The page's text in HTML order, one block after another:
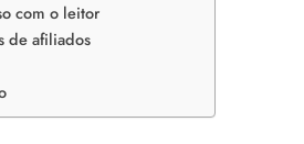
com o leitor
de afiliados